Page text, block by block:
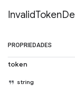
InvalidToken
PROPRIEDADES
token
string